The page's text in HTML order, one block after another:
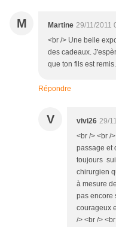
M Martine 29/11/2011
<br /> Une belle
des cadeaux.
que ton fils est
Répondre
V vivi26 29/
<br /> <br /
passage et
toujours
chirurgien
à mesure
pas encore
courageux
/> <br />